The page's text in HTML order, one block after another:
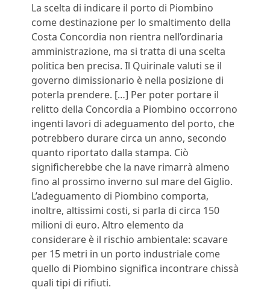
La scelta di indicare il porto di Piombino
come destinazione per lo smaltimento della
Costa Concordia non rientra nell’ordinaria
amministrazione, ma si tratta di una scelta
politica ben precisa. Il Quirinale valuti se il
governo dimissionario è nella posizione di
poterla prendere. […] Per poter portare il
relitto della Concordia a Piombino occorrono
ingenti lavori di adeguamento del porto, che
potrebbero durare circa un anno, secondo
quanto riportato dalla stampa. Ciò
significherebbe che la nave rimarrà almeno
fino al prossimo inverno sul mare del Giglio.
L’adeguamento di Piombino comporta,
inoltre, altissimi costi, si parla di circa 150
milioni di euro. Altro elemento da
considerare è il rischio ambientale: scavare
per 15 metri in un porto industriale come
quello di Piombino significa incontrare chissà
quali tipi di rifiuti.